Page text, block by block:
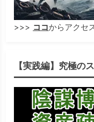
>>> ココからアクセ
【実践編】究極の